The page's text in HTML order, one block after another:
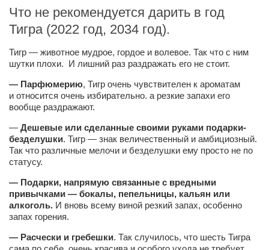
Что не рекомендуется дарить в год
Тигра (2022 год, 2034 год).
Тигр — животное мудрое, гордое и волевое. Так что с ним
шутки плохи. И лишний раз раздражать его не стоит.
— Парфюмерию, Тигр очень чувствителен к ароматам
и относится очень избирательно. а резкие запахи его
вообще раздражают.
— Дешевые или сделанные своими руками подарки-
безделушки. Тигр — знак величественный и амбициозный.
Так что различные мелочи и безделушки ему просто не по
статусу.
— Подарки, напрямую связанные с вредными
привычками — бокалы, пепельницы, кальян или
алкоголь. И вновь всему виной резкий запах, особенно
запах горения.
— Расчески и гребешки. Так случилось, что шесть Тигра